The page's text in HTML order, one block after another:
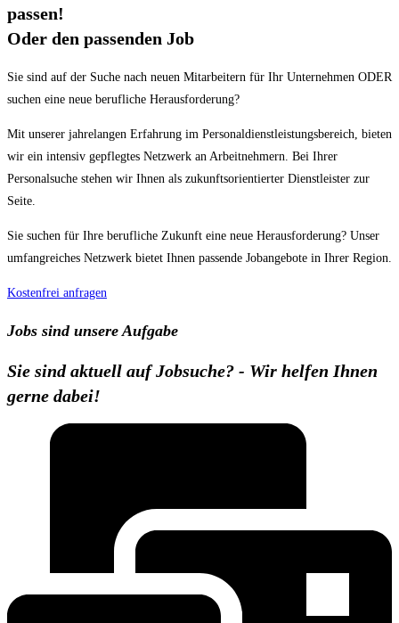
passen!
Oder den passenden Job
Sie sind auf der Suche nach neuen Mitarbeitern für Ihr Unternehmen ODER
suchen eine neue berufliche Herausforderung?
Mit unserer jahrelangen Erfahrung im Personaldienstleistungsbereich, bieten
wir ein intensiv gepflegtes Netzwerk an Arbeitnehmern. Bei Ihrer
Personalsuche stehen wir Ihnen als zukunftsorientierter Dienstleister zur
Seite.
Sie suchen für Ihre berufliche Zukunft eine neue Herausforderung? Unser
umfangreiches Netzwerk bietet Ihnen passende Jobangebote in Ihrer Region.
Kostenfrei anfragen
Jobs sind unsere Aufgabe
Sie sind aktuell auf Jobsuche? - Wir helfen Ihnen
gerne dabei!